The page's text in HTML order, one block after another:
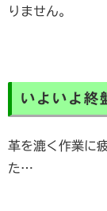
りません。
いよいよ終
革を漉く作業に
た…